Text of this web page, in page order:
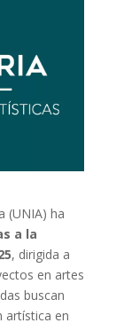
(UNIA) ha
a la
, dirigida a
en artes
buscan
artística en